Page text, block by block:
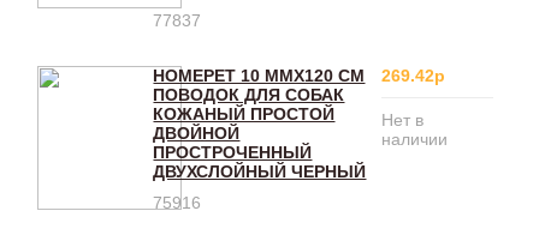
77837
HOMEPET 10 ММХ120 СМ
ПОВОДОК ДЛЯ СОБАК
КОЖАНЫЙ ПРОСТОЙ
ДВОЙНОЙ
ПРОСТРОЧЕННЫЙ
ДВУХСЛОЙНЫЙ ЧЕРНЫЙ
75916
269.42р
Нет в
наличии